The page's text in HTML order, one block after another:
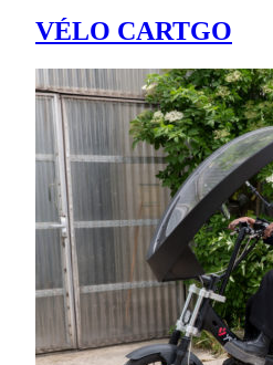
VÉLO CARTGO